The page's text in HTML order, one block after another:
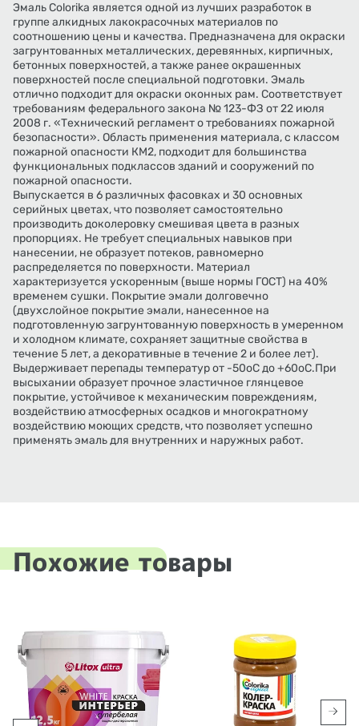
Эмаль Colorika является одной из лучших разработок в
группе алкидных лакокрасочных материалов по
соотношению цены и качества. Предназначена для окраски
загрунтованных металлических, деревянных, кирпичных,
бетонных поверхностей, а также ранее окрашенных
поверхностей после специальной подготовки. Эмаль
отлично подходит для окраски оконных рам. Соответствует
требованиям федерального закона № 123-ФЗ от 22 июля
2008 г. «Технический регламент о требованиях пожарной
безопасности». Область применения материала, с классом
пожарной опасности КМ2, подходит для большинства
функциональных подклассов зданий и сооружений по
пожарной опасности.
Выпускается в 6 различных фасовках и 30 основных
серийных цветах, что позволяет самостоятельно
производить доколеровку смешивая цвета в разных
пропорциях. Не требует специальных навыков при
нанесении, не образует потеков, равномерно
распределяется по поверхности. Материал
характеризуется ускоренным (выше нормы ГОСТ) на 40%
временем сушки. Покрытие эмали долговечно
(двухслойное покрытие эмали, нанесенное на
подготовленную загрунтованную поверхность в умеренном
и холодном климате, сохраняет защитные свойства в
течение 5 лет, а декоративные в течение 2 и более лет).
Выдерживает перепады температур от -50оС до +60оС.При
высыхании образует прочное эластичное глянцевое
покрытие, устойчивое к механическим повреждениям,
воздействию атмосферных осадков и многократному
воздействию моющих средств, что позволяет успешно
применять эмаль для внутренних и наружных работ.
Похожие товары